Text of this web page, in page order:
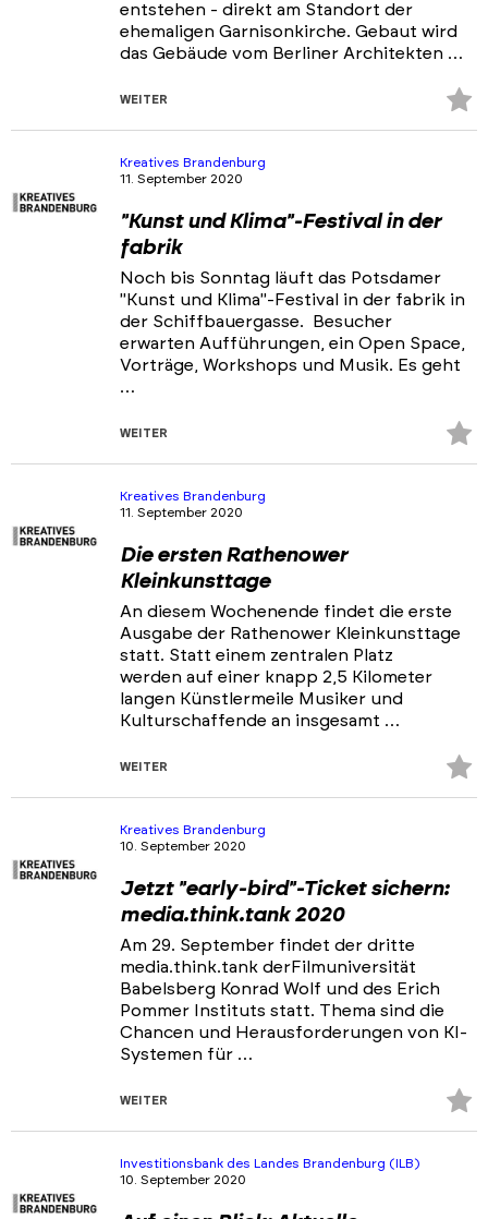
entstehen - direkt am Standort der
ehemaligen Garnisonkirche. Gebaut wird
das Gebäude vom Berliner Architekten …
WEITER
Kreatives Brandenburg
11. September 2020
"Kunst und Klima"-Festival in der
fabrik
Noch bis Sonntag läuft das Potsdamer
"Kunst und Klima"-Festival in der fabrik in
der Schiffbauergasse. Besucher
erwarten Aufführungen, ein Open Space,
Vorträge, Workshops und Musik. Es geht
…
WEITER
Kreatives Brandenburg
11. September 2020
Die ersten Rathenower
Kleinkunsttage
An diesem Wochenende findet die erste
Ausgabe der Rathenower Kleinkunsttage
statt. Statt einem zentralen Platz
werden auf einer knapp 2,5 Kilometer
langen Künstlermeile Musiker und
Kulturschaffende an insgesamt …
WEITER
Kreatives Brandenburg
10. September 2020
Jetzt "early-bird"-Ticket sichern:
media.think.tank 2020
Am 29. September findet der dritte
media.think.tank derFilmuniversität
Babelsberg Konrad Wolf und des Erich
Pommer Instituts statt. Thema sind die
Chancen und Herausforderungen von KI-
Systemen für …
WEITER
Investitionsbank des Landes Brandenburg (ILB)
10. September 2020